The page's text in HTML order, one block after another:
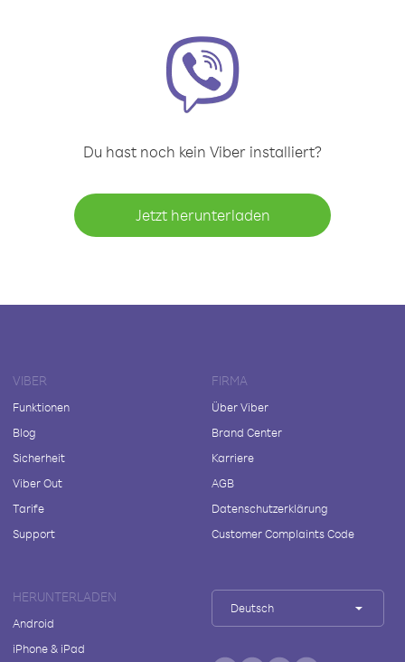
Du hast noch kein Viber installiert?
Jetzt herunterladen
VIBER
Funktionen
Blog
Sicherheit
Viber Out
Tarife
Support
FIRMA
Über Viber
Brand Center
Karriere
AGB
Datenschutzerklärung
Customer Complaints Code
HERUNTERLADEN
Android
iPhone & iPad
Deutsch